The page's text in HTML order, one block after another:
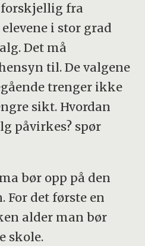
forskjellig fra
i stor grad
Det må
til. De valgene
trenger ikke
sikt. Hvordan
påvirkes? spør
bør opp på den
For det første en
alder man bør
skole.